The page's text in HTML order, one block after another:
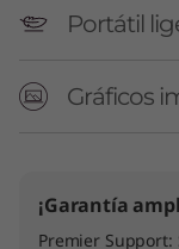
Portátil
Gráficos
¡Garantía
Premier Support: